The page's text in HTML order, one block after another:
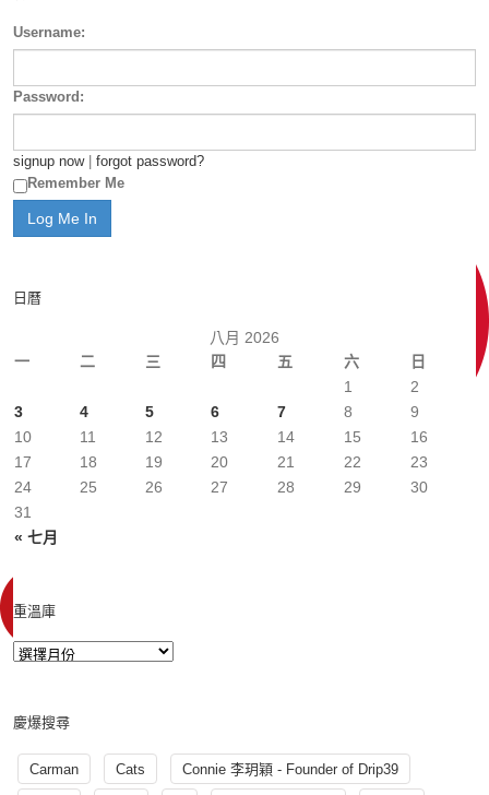
Username:
Password:
signup now| forgot password?
Remember Me
日曆
八月 2026
一
二 三 四 五 六 日
« 七月
1
2
3
4 5 6 7 8
9
10
11 12 13 14 15
16
17
18 19 20 21 22
23
24
25 26 27 28 29
30
31
重溫庫
慶爆搜尋
Carman Cats Connie 李玥穎 - Founder of Drip39